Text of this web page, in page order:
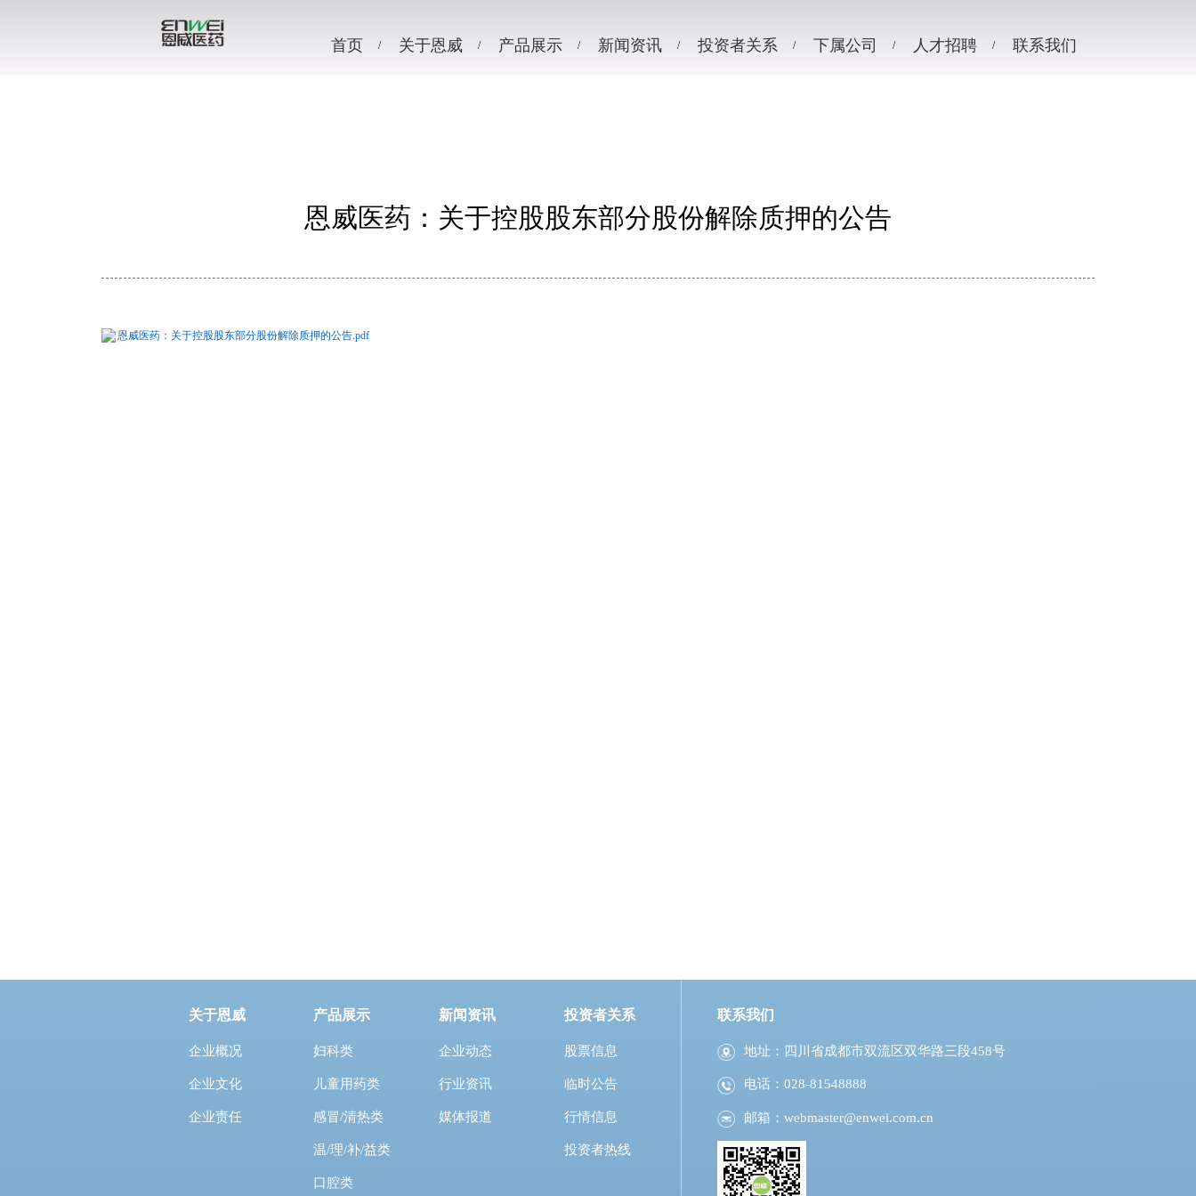
首页 关于恩威 产品展示 新闻资讯 投资者关系 下属公司 人才招聘 联系我们
恩威医药：关于控股股东部分股份解除质押的公告
恩威医药：关于控股股东部分股份解除质押的公告.pdf
关于恩威
企业概况
企业文化
企业责任
产品展示
妇科类
儿童用药类
感冒/清热类
温/理/补/益类
口腔类
新闻资讯
企业动态
行业资讯
媒体报道
投资者关系
股票信息
临时公告
行情信息
投资者热线
联系我们
地址：四川省成都市双流区双华路三段458号
电话：028-81548888
邮箱：webmaster@enwei.com.cn